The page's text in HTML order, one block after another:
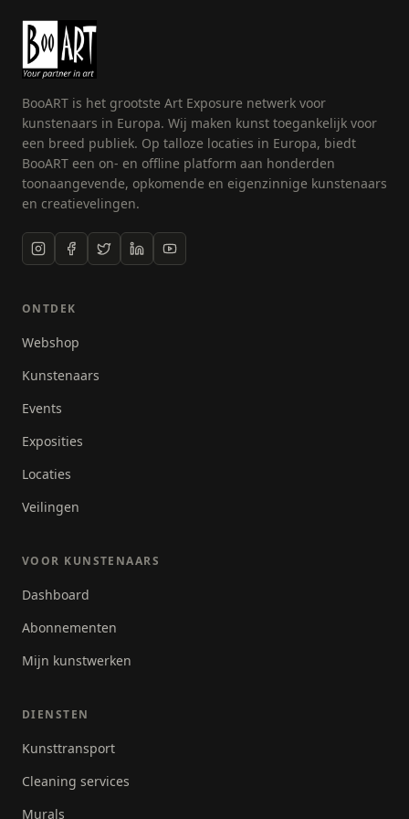
BooART is het grootste Art Exposure netwerk voor
kunstenaars in Europa. Wij maken kunst toegankelijk voor
een breed publiek. Op talloze locaties in Europa, biedt
BooART een on- en offline platform aan honderden
toonaangevende, opkomende en eigenzinnige kunstenaars
en creatievelingen.
ONTDEK
Webshop
Kunstenaars
Events
Exposities
Locaties
Veilingen
VOOR KUNSTENAARS
Dashboard
Abonnementen
Mijn kunstwerken
DIENSTEN
Kunsttransport
Cleaning services
Murals